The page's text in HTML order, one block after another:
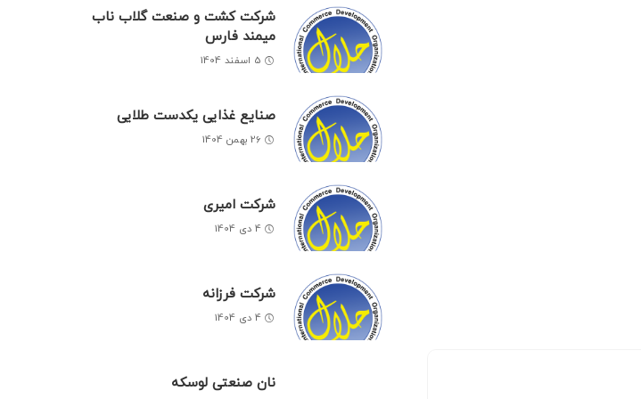
شرکت کشت و صنعت گلاب ناب
میمند فارس
5 اسفند 1404
صنایع غذایی یکدست طلایی
26 بهمن 1404
شرکت امیری
4 دی 1404
شرکت فرزانه
4 دی 1404
نان صنعتی لوسکه